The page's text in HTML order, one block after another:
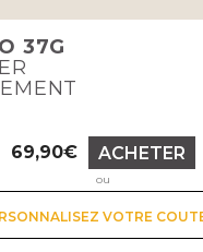
37G
Prix
69,90€ ACHETER
ou
VOTRE